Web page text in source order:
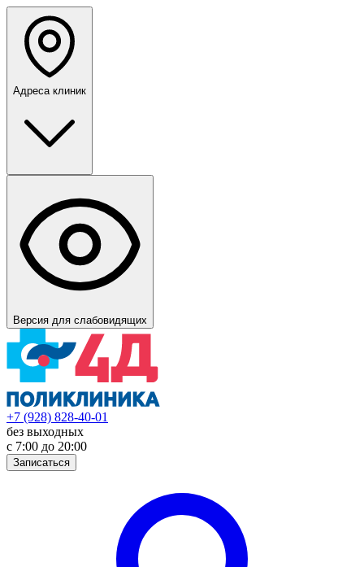
Адреса клиник
Версия для слабовидящих
+7 (928) 828-40-01
без выходных
с 7:00 до 20:00
Записаться